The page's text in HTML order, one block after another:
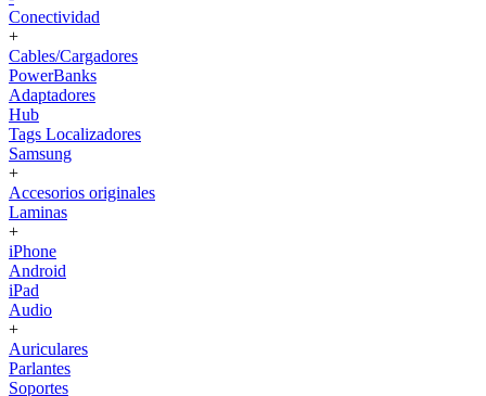
Conectividad
+
Cables/Cargadores
PowerBanks
Adaptadores
Hub
Tags Localizadores
Samsung
+
Accesorios originales
Laminas
+
iPhone
Android
iPad
Audio
+
Auriculares
Parlantes
Soportes